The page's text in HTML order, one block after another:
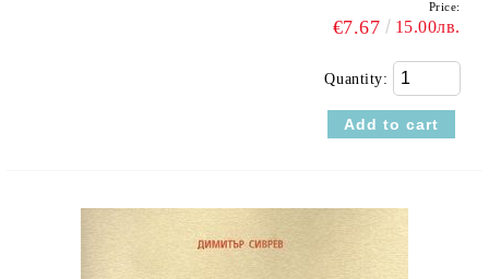
Price:
€7.67 15.00лв.
Quantity: